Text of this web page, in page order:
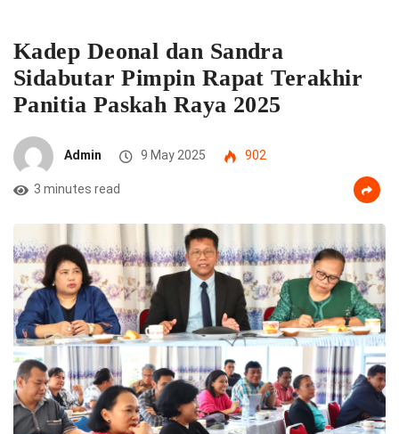
Kadep Deonal dan Sandra
Sidabutar Pimpin Rapat Terakhir
Panitia Paskah Raya 2025
Admin 9 May 2025 902
3 minutes read